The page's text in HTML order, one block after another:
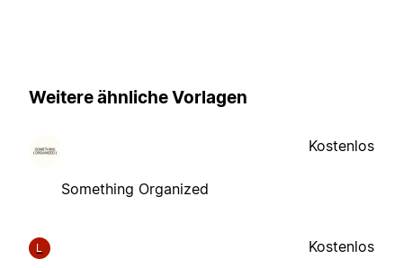
Weitere ähnliche Vorlagen
Something Organized
Kostenlos
L Kostenlos